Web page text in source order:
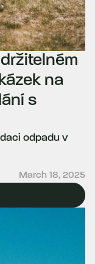
na
s
odpadu v
March 18, 2025